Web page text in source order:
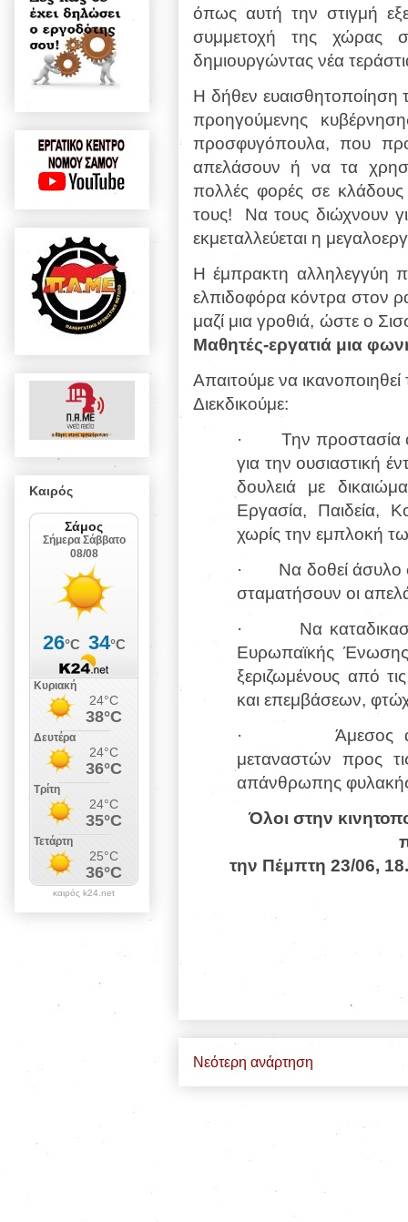
όπως αυτή την στιγμή
συμμετοχή της χώρας
δημιουργώντας νέα
Η δήθεν ευαισθητοποίηση
προηγούμενης
προσφυγόπουλα, που
απελάσουν ή να τα
πολλές φορές σε
τους! Να τους διώχνουν
εκμεταλλεύεται η
Η έμπρακτη αλληλεγγύη
ελπιδοφόρα κόντρα στον
μαζί μια γροθιά, ώστε ο
Μαθητές-εργατιά μια
Απαιτούμε να
Διεκδικούμε:
· Την προστασία
για την ουσιαστική
δουλειά με
Εργασία, Παιδεία,
χωρίς την εμπλοκή
· Να δοθεί άσυλο σε
σταματήσουν οι
· Να καταδικαστεί
Ευρωπαϊκής
ξεριζωμένους από
και επεμβάσεων,
· Άμεσος
μεταναστών προς
απάνθρωπης
Όλοι στην
την Πέμπτη 23/06,
Νεότερη ανάρτηση
Καιρός
καιρός k24.net